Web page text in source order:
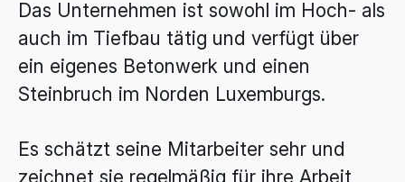
Web-Applikationen
CMS - Content Management System
Cloud Services
KI-Lösungen
Das Unternehmen ist sowohl im Hoch- als
auch im Tiefbau tätig und verfügt über
ein eigenes Betonwerk und einen
Steinbruch im Norden Luxemburgs.
Es schätzt seine Mitarbeiter sehr und
zeichnet sie regelmäßig für ihre Arbeit